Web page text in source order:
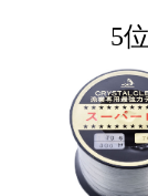
5位